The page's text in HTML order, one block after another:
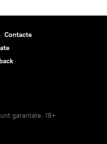
Contacte
garantate. 18+